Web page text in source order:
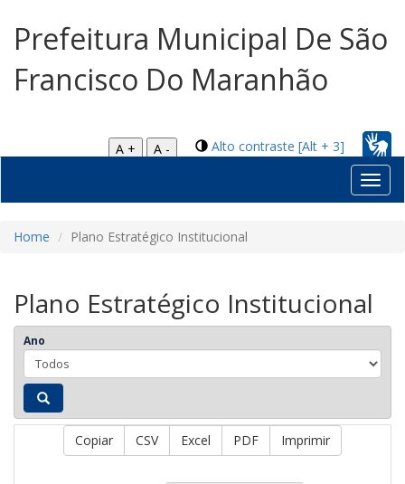
Prefeitura Municipal De São
Francisco Do Maranhão
Alto contraste [Alt + 3]
A +
A -
Home Plano Estratégico Institucional
Plano Estratégico Institucional
Ano
Copiar CSV Excel PDF Imprimir